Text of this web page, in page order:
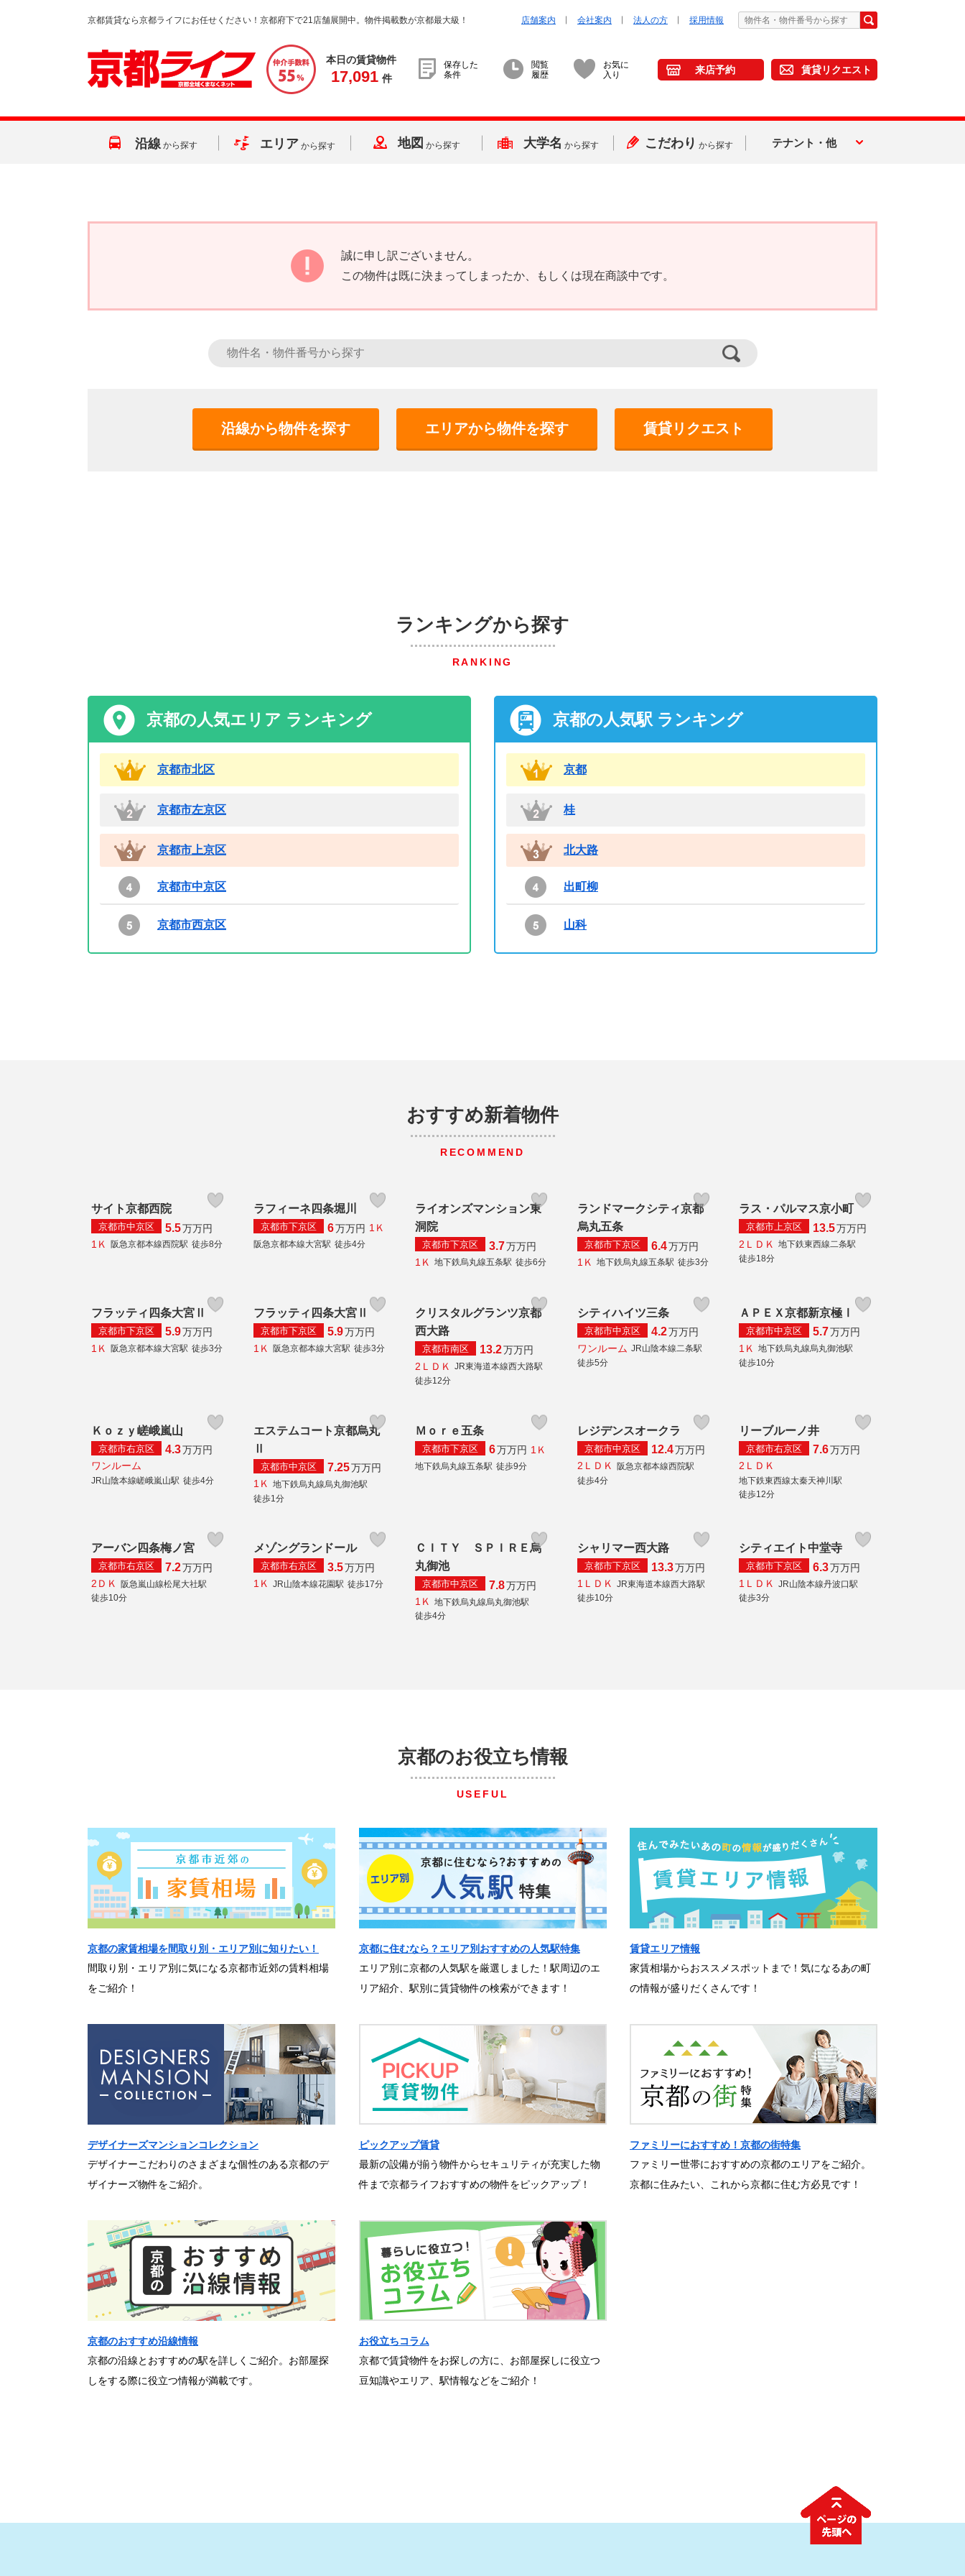
京都賃貸なら京都ライフにお任せください！京都府下で21店舗展開中。物件掲載数が京都最大級！ 店舗案内 会社案内 法人の方 採用情報
本日の賃貸物件
17,091 件
保存した
条件
閲覧
履歴
お気に
入り
来店予約 賃貸リクエスト
沿線 から探す エリア から探す 地図 から探す 大学名 から探す こだわり から探す テナント・他
誠に申し訳ございません。
この物件は既に決まってしまったか、もしくは現在商談中です。
沿線から物件を探す エリアから物件を探す 賃貸リクエスト
ランキングから探す
RANKING
京都の人気エリア ランキング
京都市北区
京都市左京区
京都市上京区
京都市中京区
京都市西京区
京都の人気駅 ランキング
京都
桂
北大路
出町柳
山科
おすすめ新着物件
RECOMMEND
サイト京都西院
京都市中京区 5.5万万円
1Ｋ
阪急京都本線西院駅 徒歩8分
ラフィーネ四条堀川
京都市下京区 6万万円 1Ｋ
阪急京都本線大宮駅 徒歩4分
ライオンズマンション東
洞院
京都市下京区 3.7万万円
1Ｋ
地下鉄烏丸線五条駅 徒歩6分
ランドマークシティ京都
烏丸五条
京都市下京区 6.4万万円
1Ｋ
地下鉄烏丸線五条駅 徒歩3分
ラス・パルマス京小町
京都市上京区 13.5万万円
2ＬＤＫ
地下鉄東西線二条駅
徒歩18分
フラッティ四条大宮Ⅱ
京都市下京区 5.9万万円
1Ｋ
阪急京都本線大宮駅 徒歩3分
フラッティ四条大宮Ⅱ
京都市下京区 5.9万万円
1Ｋ
阪急京都本線大宮駅 徒歩3分
クリスタルグランツ京都
西大路
京都市南区 13.2万万円
2ＬＤＫ
JR東海道本線西大路駅
徒歩12分
シティハイツ三条
京都市中京区 4.2万万円
ワンルーム JR山陰本線二条駅
徒歩5分
ＡＰＥＸ京都新京極Ⅰ
京都市中京区 5.7万万円
1Ｋ
地下鉄烏丸線烏丸御池駅
徒歩10分
Ｋｏｚｙ嵯峨嵐山
京都市右京区 4.3万万円
ワンルーム
JR山陰本線嵯峨嵐山駅 徒歩4分
エステムコート京都烏丸
京都市中京区 7.25万万円
1Ｋ 地下鉄烏丸線烏丸御池駅
徒歩1分
Ｍｏｒｅ五条
京都市下京区 6万万円 1Ｋ
地下鉄烏丸線五条駅 徒歩9分
レジデンスオークラ
京都市中京区 12.4万万円
2ＬＤＫ 阪急京都本線西院駅
徒歩4分
リーブルーノ井
京都市右京区 7.6万万円
2ＬＤＫ
地下鉄東西線太秦天神川駅
徒歩12分
アーバン四条梅ノ宮
京都市右京区 7.2万万円
2ＤＫ
阪急嵐山線松尾大社駅
徒歩10分
メゾングランドール
京都市右京区 3.5万万円
1Ｋ
JR山陰本線花園駅 徒歩17分
ＣＩＴＹ ＳＰＩＲＥ烏
丸御池
京都市中京区 7.8万万円
1Ｋ
地下鉄烏丸線烏丸御池駅
徒歩4分
シャリマー西大路
京都市下京区 13.3万万円
1ＬＤＫ
JR東海道本線西大路駅
徒歩10分
シティエイト中堂寺
京都市下京区 6.3万万円
1ＬＤＫ
JR山陰本線丹波口駅
徒歩3分
京都のお役立ち情報
USEFUL
京都の家賃相場を間取り別・エリア別に知りたい！
間取り別・エリア別に気になる京都市近郊の賃料相場
をご紹介！
京都に住むなら？エリア別おすすめの人気駅特集
エリア別に京都の人気駅を厳選しました！駅周辺のエ
リア紹介、駅別に賃貸物件の検索ができます！
賃貸エリア情報
家賃相場からおススメスポットまで！気になるあの町
の情報が盛りだくさんです！
デザイナーズマンションコレクション
デザイナーこだわりのさまざまな個性のある京都のデ
ザイナーズ物件をご紹介。
ピックアップ賃貸
最新の設備が揃う物件からセキュリティが充実した物
件まで京都ライフおすすめの物件をピックアップ！
ファミリーにおすすめ！京都の街特集
ファミリー世帯におすすめの京都のエリアをご紹介。
京都に住みたい、これから京都に住む方必見です！
京都のおすすめ沿線情報
京都の沿線とおすすめの駅を詳しくご紹介。お部屋探
しをする際に役立つ情報が満載です。
お役立ちコラム
京都で賃貸物件をお探しの方に、お部屋探しに役立つ
豆知識やエリア、駅情報などをご紹介！